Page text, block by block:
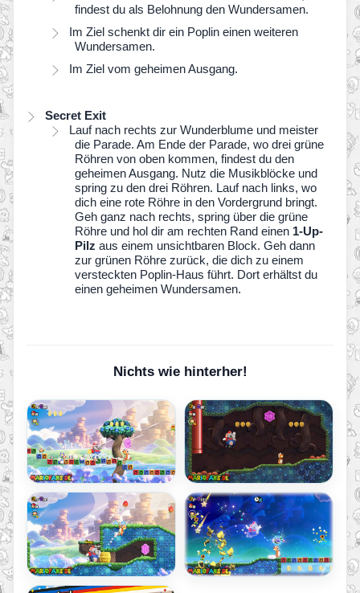
findest du als Belohnung den Wundersamen.
Im Ziel schenkt dir ein Poplin einen weiteren
Wundersamen.
Im Ziel vom geheimen Ausgang.
Secret Exit
Lauf nach rechts zur Wunderblume und meister
die Parade. Am Ende der Parade, wo drei grüne
Röhren von oben kommen, findest du den
geheimen Ausgang. Nutz die Musikblöcke und
spring zu den drei Röhren. Lauf nach links, wo
dich eine rote Röhre in den Vordergrund bringt.
Geh ganz nach rechts, spring über die grüne
Röhre und hol dir am rechten Rand einen 1-Up-
Pilz aus einem unsichtbaren Block. Geh dann
zur grünen Röhre zurück, die dich zu einem
versteckten Poplin-Haus führt. Dort erhältst du
einen geheimen Wundersamen.
Nichts wie hinterher!